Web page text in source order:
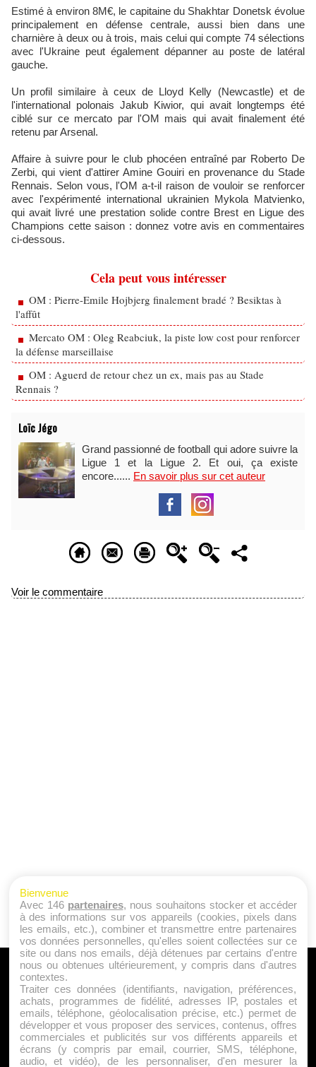
Estimé à environ 8M€, le capitaine du Shakhtar Donetsk évolue
principalement en défense centrale, aussi bien dans une
charnière à deux ou à trois, mais celui qui compte 74 sélections
avec l'Ukraine peut également dépanner au poste de latéral
gauche.
Un profil similaire à ceux de Lloyd Kelly (Newcastle) et de
l'international polonais Jakub Kiwior, qui avait longtemps été
ciblé sur ce mercato par l'OM mais qui avait finalement été
retenu par Arsenal.
Affaire à suivre pour le club phocéen entraîné par Roberto De
Zerbi, qui vient d'attirer Amine Gouiri en provenance du Stade
Rennais. Selon vous, l'OM a-t-il raison de vouloir se renforcer
avec l'expérimenté international ukrainien Mykola Matvienko,
qui avait livré une prestation solide contre Brest en Ligue des
Champions cette saison : donnez votre avis en commentaires
ci-dessous.
Cela peut vous intéresser
OM : Pierre-Emile Hojbjerg finalement bradé ? Besiktas à
l'affût
Mercato OM : Oleg Reabciuk, la piste low cost pour renforcer
la défense marseillaise
OM : Aguerd de retour chez un ex, mais pas au Stade
Rennais ?
Loïc Jégo
Grand passionné de football qui adore suivre la
Ligue 1 et la Ligue 2. Et oui, ça existe
encore...... En savoir plus sur cet auteur
Voir le commentaire
A PROPOS
Qui sommes nous ?
Mentions Légales
Publicité
Politique de Cookies
Bienvenue
Avec 146 partenaires, nous souhaitons stocker et accéder
à des informations sur vos appareils (cookies, pixels dans
les emails, etc.), combiner et transmettre entre partenaires
vos données personnelles, qu'elles soient collectées sur ce
site ou dans nos emails, déjà détenues par certains d'entre
nous ou obtenues ultérieurement, y compris dans d'autres
contextes.
Traiter ces données (identifiants, navigation, préférences,
achats, programmes de fidélité, adresses IP, postales et
emails, téléphone, géolocalisation précise, etc.) permet de
développer et vous proposer des services, contenus, offres
commerciales et publicités sur vos différents appareils et
écrans (y compris par email, courrier, SMS, téléphone,
audio, et vidéo), de les personnaliser, d'en mesurer la